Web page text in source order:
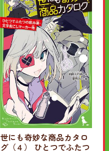
世にも奇妙な商品カタロ
グ（４） ひとつでふたつ